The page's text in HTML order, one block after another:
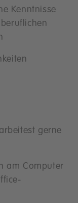
Kenntnisse
gerne
am Computer